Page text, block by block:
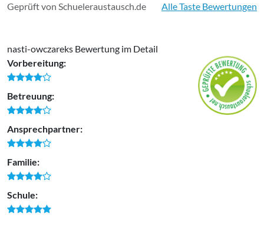
Geprüft von Schueleraustausch.de Alle Taste Bewertungen
nasti-owczareks Bewertung im Detail
Vorbereitung:
Betreuung:
Ansprechpartner:
Familie:
Schule: